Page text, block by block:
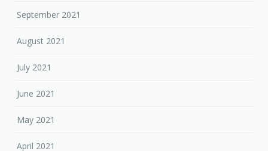
September 2021
August 2021
July 2021
June 2021
May 2021
April 2021